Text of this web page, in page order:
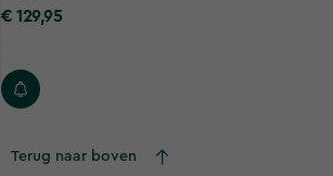
€
€ 129,95
Terug naar boven